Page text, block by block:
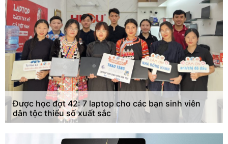
Được học đợt 42: 7 laptop cho các bạn sinh viên
dân tộc thiểu số xuất sắc